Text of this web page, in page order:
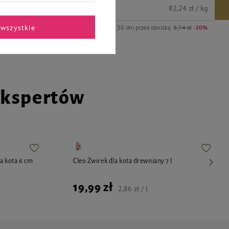
14,99 zł -20% Najniższa cena z 30 dni przed obniżką 8,74 zł -20%
82,24 zł / kg
kota 6 cm Cleo Żwirek dla kota drewniany 7 l
19,99 zł 2,86 zł / l